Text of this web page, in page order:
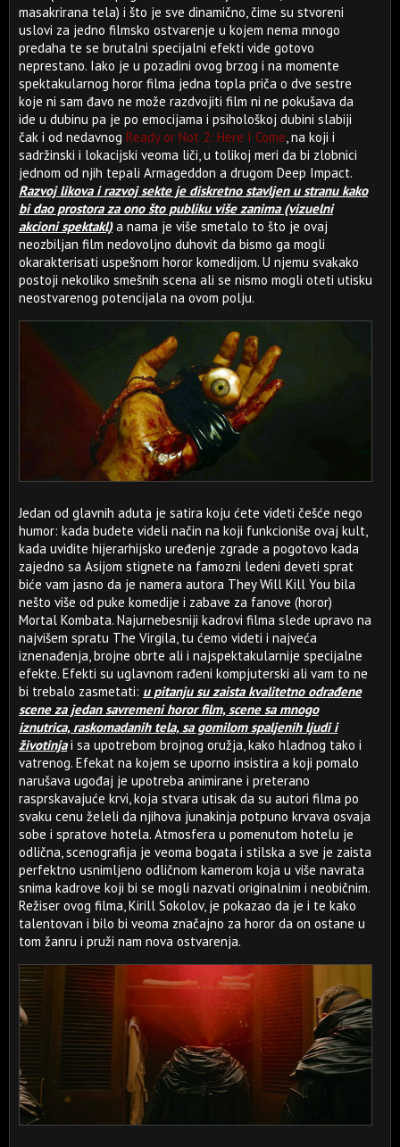
masakrirana tela) i što je sve dinamično, čime su stvoreni
uslovi za jedno filmsko ostvarenje u kojem nema mnogo
predaha te se brutalni specijalni efekti vide gotovo
neprestano. Iako je u pozadini ovog brzog i na momente
spektakularnog horor filma jedna topla priča o dve sestre
koje ni sam đavo ne može razdvojiti film ni ne pokušava da
ide u dubinu pa je po emocijama i psihološkoj dubini slabiji
čak i od nedavnog Ready or Not 2: Here I Come , na koji i
sadržinski i lokacijski veoma liči, u tolikoj meri da bi zlobnici
jednom od njih tepali Armageddon a drugom Deep Impact.
Razvoj likova i razvoj sekte je diskretno stavljen u stranu kako
bi dao prostora za ono što publiku više zanima (vizuelni
akcioni spektakl)a nama je više smetalo to što je ovaj
neozbiljan film nedovoljno duhovit da bismo ga mogli
okarakterisati uspešnom horor komedijom. U njemu svakako
postoji nekoliko smešnih scena ali se nismo mogli oteti utisku
neostvarenog potencijala na ovom polju.
Jedan od glavnih aduta je satira koju ćete videti češće nego
humor: kada budete videli način na koji funkcioniše ovaj kult,
kada uvidite hijerarhijsko uređenje zgrade a pogotovo kada
zajedno sa Asijom stignete na famozni ledeni deveti sprat
biće vam jasno da je namera autora They Will Kill You bila
nešto više od puke komedije i zabave za fanove (horor)
Mortal Kombata. Najurnebesniji kadrovi filma slede upravo na
najvišem spratu The Virgila, tu ćemo videti i najveća
iznenađenja, brojne obrte ali i najspektakularnije specijalne
efekte. Efekti su uglavnom rađeni kompjuterski ali vam to ne
bi trebalo zasmetati: u pitanju su zaista kvalitetno odrađene
scene za jedan savremeni horor film, scene sa mnogo
iznutrica, raskomadanih tela, sa gomilom spaljenih ljudi i
životinjai sa upotrebom brojnog oružja, kako hladnog tako i
vatrenog. Efekat na kojem se uporno insistira a koji pomalo
narušava ugođaj je upotreba animirane i preterano
rasprskavajuće krvi, koja stvara utisak da su autori filma po
svaku cenu želeli da njihova junakinja potpuno krvava osvaja
sobe i spratove hotela. Atmosfera u pomenutom hotelu je
odlična, scenografija je veoma bogata i stilska a sve je zaista
perfektno usnimljeno odličnom kamerom koja u više navrata
snima kadrove koji bi se mogli nazvati originalnim i neobičnim.
Režiser ovog filma, Kirill Sokolov, je pokazao da je i te kako
talentovan i bilo bi veoma značajno za horor da on ostane u
tom žanru i pruži nam nova ostvarenja.